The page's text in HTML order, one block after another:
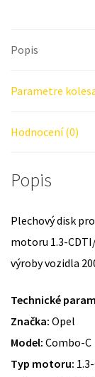
Popis
Parametre
Hodnocení (0)
Popis
Plechový disk
motoru 1.3-
výroby vozidla
Technické
Značka: Opel
Model: Combo-C
Typ motoru: